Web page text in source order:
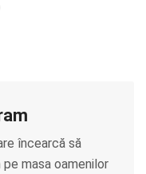
încearcă să
pe masa oamenilor